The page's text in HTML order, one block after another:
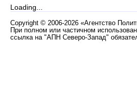
Loading...
Copyright © 2006-2026 «Агентство
При полном или частичном
ссылка на "АПН Северо-Запад"